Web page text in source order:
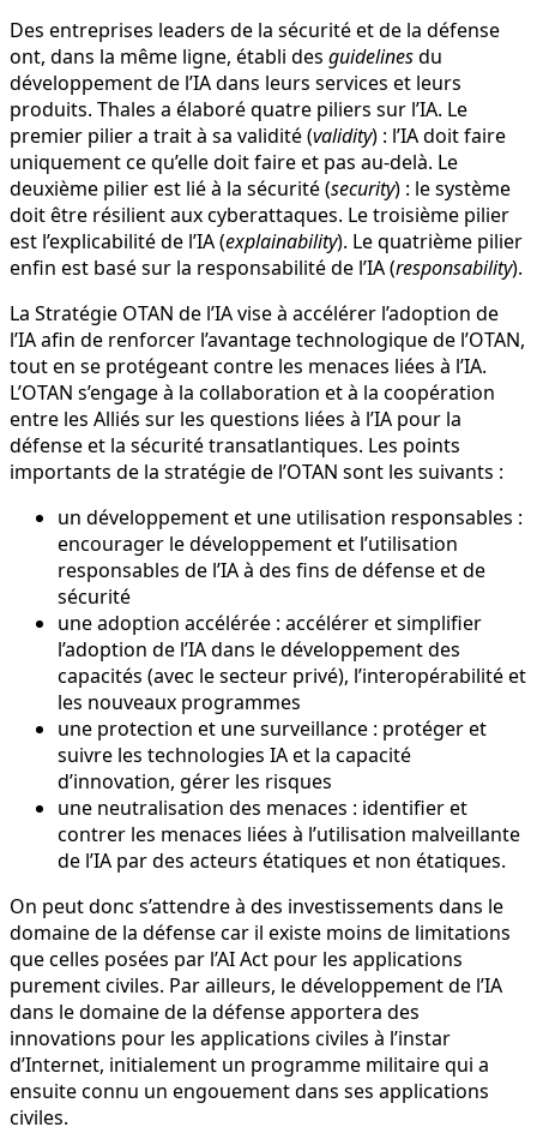
Des entreprises leaders de la sécurité et de la défense
ont, dans la même ligne, établi des guidelinesdu
développement de l’IA dans leurs services et leurs
produits. Thales a élaboré quatre piliers sur l’IA. Le
premier pilier a trait à sa validité (validity) : l’IA doit faire
uniquement ce qu’elle doit faire et pas au-delà. Le
deuxième pilier est lié à la sécurité (security) : le système
doit être résilient aux cyberattaques. Le troisième pilier
est l’explicabilité de l’IA (explainability). Le quatrième pilier
enfin est basé sur la responsabilité de l’IA (responsability).
La Stratégie OTAN de l’IA vise à accélérer l’adoption de
l’IA afin de renforcer l’avantage technologique de l’OTAN,
tout en se protégeant contre les menaces liées à l’IA.
L’OTAN s’engage à la collaboration et à la coopération
entre les Alliés sur les questions liées à l’IA pour la
défense et la sécurité transatlantiques. Les points
importants de la stratégie de l’OTAN sont les suivants :
un développement et une utilisation responsables :
encourager le développement et l’utilisation
responsables de l’IA à des fins de défense et de
sécurité
une adoption accélérée : accélérer et simplifier
l’adoption de l’IA dans le développement des
capacités (avec le secteur privé), l’interopérabilité et
les nouveaux programmes
une protection et une surveillance : protéger et
suivre les technologies IA et la capacité
d’innovation, gérer les risques
une neutralisation des menaces : identifier et
contrer les menaces liées à l’utilisation malveillante
de l’IA par des acteurs étatiques et non étatiques.
On peut donc s’attendre à des investissements dans le
domaine de la défense car il existe moins de limitations
que celles posées par l’AI Act pour les applications
purement civiles. Par ailleurs, le développement de l’IA
dans le domaine de la défense apportera des
innovations pour les applications civiles à l’instar
d’Internet, initialement un programme militaire qui a
ensuite connu un engouement dans ses applications
civiles.